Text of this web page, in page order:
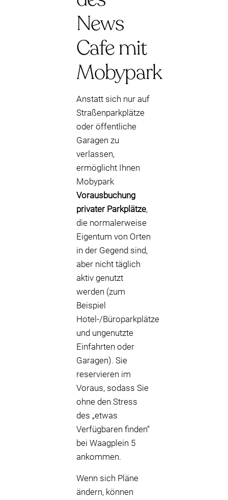
News
Cafe mit
Mobypark
Anstatt sich nur auf
Straßenparkplätze
oder öffentliche
Garagen zu
verlassen,
ermöglicht Ihnen
Mobypark
Vorausbuchung
privater Parkplätze,
die normalerweise
Eigentum von Orten
in der Gegend sind,
aber nicht täglich
aktiv genutzt
werden (zum
Beispiel
Hotel-/Büroparkplätze
und ungenutzte
Einfahrten oder
Garagen). Sie
reservieren im
Voraus, sodass Sie
ohne den Stress
des „etwas
Verfügbaren finden“
bei Waagplein 5
ankommen.
Wenn sich Pläne
ändern, können